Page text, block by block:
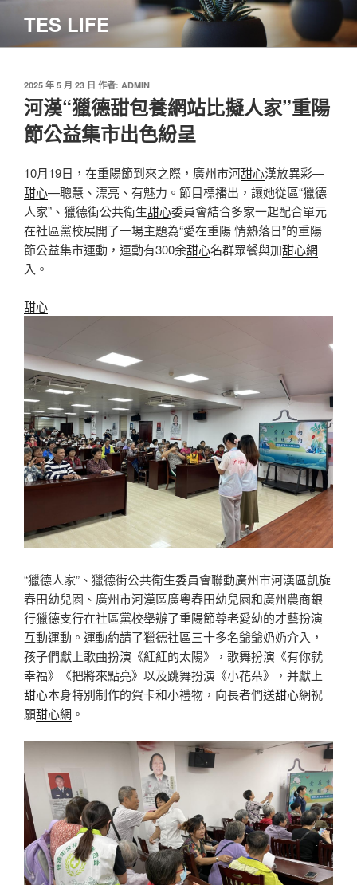
主
TES LIFE
發
佈
於
2025 年 5 月 23 日 作者: ADMIN
河漢“獵德甜包養網站比擬人家”重陽
節公益集市出色紛呈
10月19日，在重陽節到來之際，廣州市河甜心漢放異彩—
甜心—聰慧、漂亮、有魅力。節目標播出，讓她從區“獵德
人家”、獵德街公共衛生甜心委員會結合多家一起配合單元
在社區黨校展開了一場主題為“愛在重陽 情熱落日”的重陽
節公益集市運動，運動有300余甜心名群眾餐與加甜心網
入。
甜心
“獵德人家”、獵德街公共衛生委員會聯動廣州市河漢區凱旋
春田幼兒園、廣州市河漢區廣粵春田幼兒園和廣州農商銀
行獵德支行在社區黨校舉辦了重陽節尊老愛幼的才藝扮演
互動運動。運動約請了獵德社區三十多名爺爺奶奶介入，
孩子們獻上歌曲扮演《紅紅的太陽》，歌舞扮演《有你就
幸福》《把將來點亮》以及跳舞扮演《小花朵》，并獻上
甜心本身特別制作的賀卡和小禮物，向長者們送甜心網祝
願甜心網 。